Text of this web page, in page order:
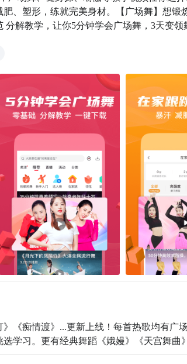
、塑形，练就完美身材。【广场舞】想锻
分解教学，让你5分钟学会广场舞，3天变
简单一学就会，坚持锻炼健康瘦身；【名
《痴情渡》...更新上线！每首热歌均有广
学习。更有经典舞蹈《娥嫚》《天宫舞曲